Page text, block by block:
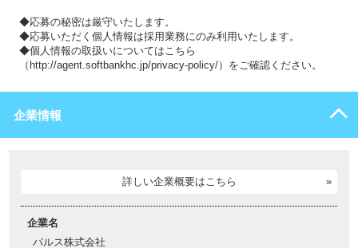
◆応募の秘密は厳守いたします。
◆応募いただく個人情報は採用業務にのみ利用いたします。
◆個人情報の取扱いについてはこちら
（http://agent.softbankhc.jp/privacy-policy/）をご確認ください。
企業情報
詳しい企業概要はこちら
企業名
パルス株式会社